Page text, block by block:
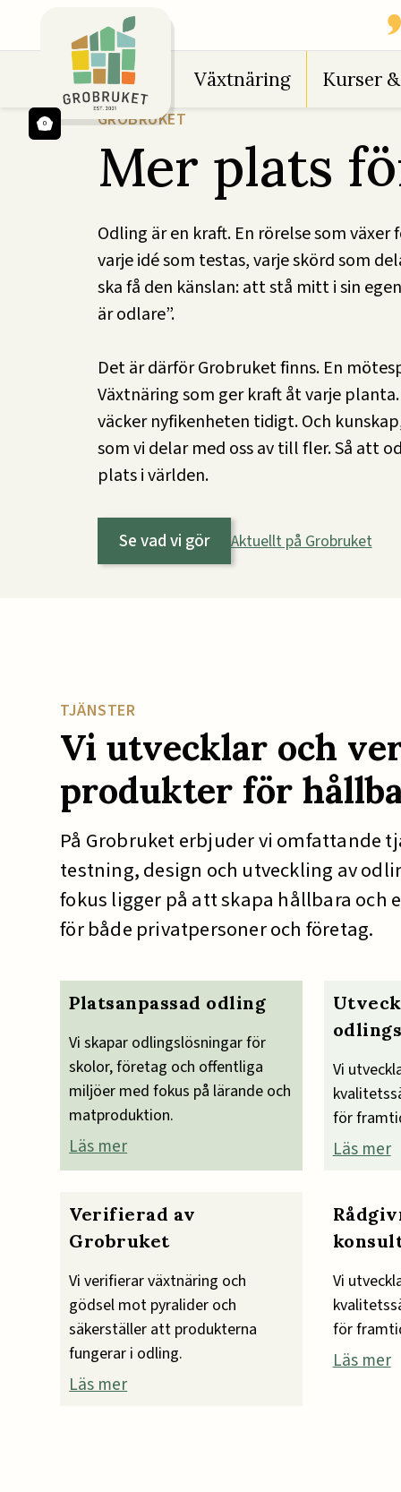
Växtnäring Kurser &
0 GROBRUKET
Mer plats
Odling är en kraft. En rörelse som växer
varje idé som testas, varje skörd som
ska få den känslan: att stå mitt i sin egen
är odlare”.
Det är därför Grobruket finns. En
Växtnäring som ger kraft åt varje planta.
väcker nyfikenheten tidigt. Och
som vi delar med oss av till fler. Så att
plats i världen.
Se vad vi gör Aktuellt på Grobruket
TJÄNSTER
Vi utvecklar och
produkter för
På Grobruket erbjuder vi omfattande
testning, design och utveckling av
fokus ligger på att skapa hållbara och
för både privatpersoner och företag.
Platsanpassad odling
Vi skapar odlingslösningar för
skolor, företag och offentliga
miljöer med fokus på lärande och
matproduktion.
Läs mer
Vi
för
Läs mer
Verifierad av
Grobruket
Vi verifierar växtnäring och
gödsel mot pyralider och
säkerställer att produkterna
fungerar i odling.
Läs mer
Vi
för
Läs mer